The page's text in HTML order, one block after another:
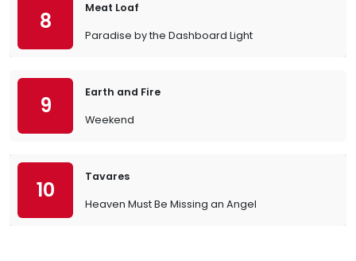
8
Meat Loaf
Paradise by the Dashboard Light
9
Earth and Fire
Weekend
10
Tavares
Heaven Must Be Missing an Angel